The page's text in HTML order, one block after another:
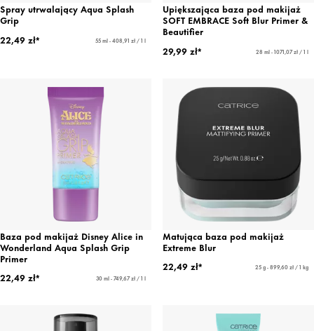
Spray utrwalający Aqua Splash
Grip
22,49 zł*
55 ml - 408,91 zł / 1 l
Upiększająca baza pod makijaż
SOFT EMBRACE Soft Blur Primer &
Beautifier
29,99 zł*
28 ml - 1071,07 zł / 1 l
Baza pod makijaż Disney Alice in
Wonderland Aqua Splash Grip
Primer
22,49 zł*
30 ml - 749,67 zł / 1 l
Matująca baza pod makijaż
Extreme Blur
22,49 zł*
25 g - 899,60 zł / 1 kg